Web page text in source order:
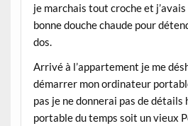
je marchais tout croche et
bonne douche chaude pour
dos.
Arrivé à l’appartement je me
démarrer mon ordinateur
pas je ne donnerai pas de détails
portable du temps soit un vieux